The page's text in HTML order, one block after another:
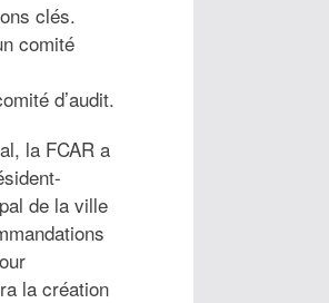
clés.
comité
d’audit.
la FCAR a
de la ville
la création